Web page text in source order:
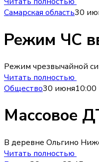
Самарская область30
Режим ЧС
Режим чрезвычайной
Читать полностью
Общество30 июня10:00
Массовое
В деревне Ольгино
Читать полностью